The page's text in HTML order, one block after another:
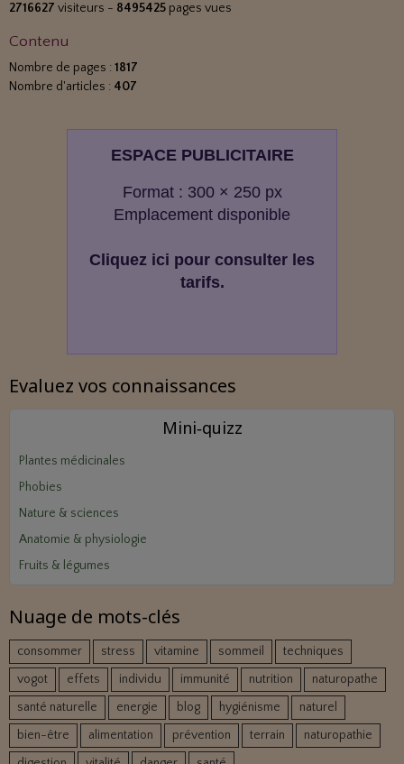
2716627 visiteurs - 8495425 pages vues
Contenu
Nombre de pages : 1817
Nombre d'articles : 407
ESPACE PUBLICITAIRE
Format : 300 × 250 px
Emplacement disponible
Cliquez ici pour consulter les
tarifs.
Evaluez vos connaissances
Mini‑quizz
Plantes médicinales
Phobies
Nature & sciences
Anatomie & physiologie
Fruits & légumes
Nuage de mots-clés
consommer stress vitamine sommeil
techniques
vogot
effets individu immunité nutrition
naturopathe
santé naturelle
energie blog hygiénisme
naturel
bien-être
alimentation prévention terrain
naturopathie